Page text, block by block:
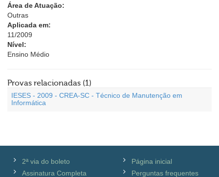
Área de Atuação:
Outras
Aplicada em:
11/2009
Nível:
Ensino Médio
Provas relacionadas (1)
IESES - 2009 - CREA-SC - Técnico de Manutenção em
Informática
2ª via do boleto
Assinatura Completa
Página inicial
Perguntas frequentes